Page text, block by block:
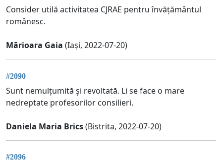
Consider utilă activitatea CJRAE pentru învățământul
românesc.
Mărioara Gaia (Iași, 2022-07-20)
#2090
Sunt nemulțumită și revoltată. Li se face o mare
nedreptate profesorilor consilieri.
Daniela Maria Brics(Bistrita, 2022-07-20)
#2096